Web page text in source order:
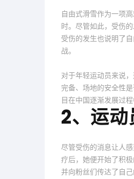
自由式滑雪作为一项
时。尽管如此，受伤
受伤的发生也说明了
战。
对于年轻运动员来说
完备、场地的安全性
目在中国逐渐发展过
2、运
尽管受伤的消息让人
疗后，她便开始了积
并向粉丝们传达了自